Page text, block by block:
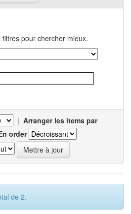
pour chercher mieux.
| Arranger les items par
order
de 2.